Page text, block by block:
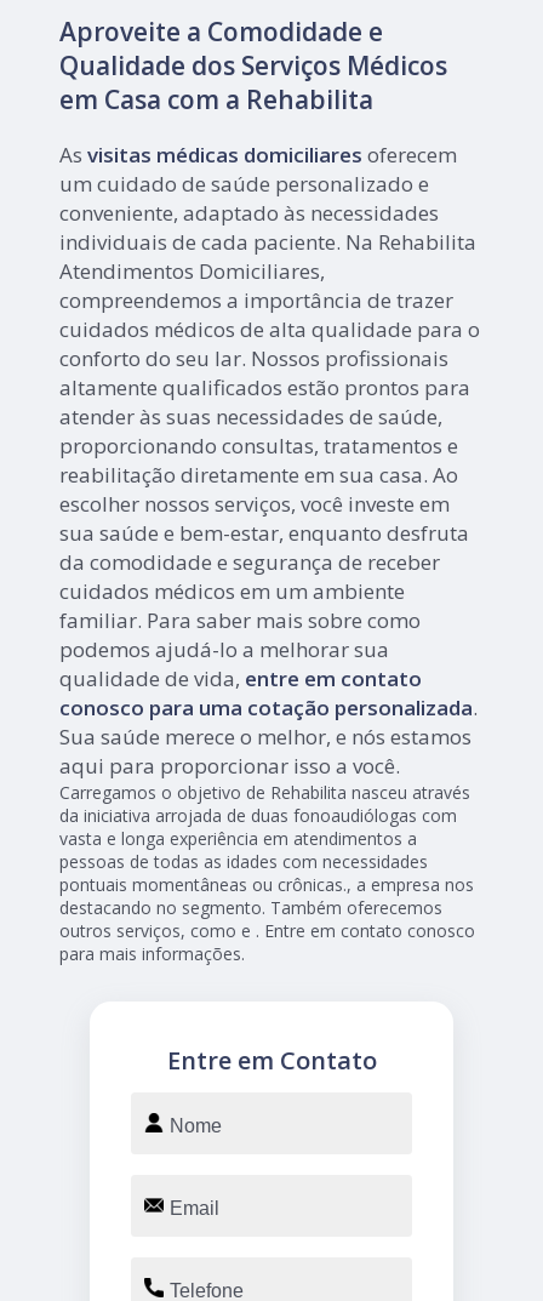
Aproveite a Comodidade e
Qualidade dos Serviços Médicos
em Casa com a Rehabilita
Asvisitas médicas domiciliares oferecem
um cuidado de saúde personalizado e
conveniente, adaptado às necessidades
individuais de cada paciente. Na Rehabilita
Atendimentos Domiciliares,
compreendemos a importância de trazer
cuidados médicos de alta qualidade para o
conforto do seu lar. Nossos profissionais
altamente qualificados estão prontos para
atender às suas necessidades de saúde,
proporcionando consultas, tratamentos e
reabilitação diretamente em sua casa. Ao
escolher nossos serviços, você investe em
sua saúde e bem-estar, enquanto desfruta
da comodidade e segurança de receber
cuidados médicos em um ambiente
familiar. Para saber mais sobre como
podemos ajudá-lo a melhorar sua
qualidade de vida, entre em contato
conosco para uma cotação personalizada.
Sua saúde merece o melhor, e nós estamos
aqui para proporcionar isso a você.
Carregamos o objetivo de Rehabilita nasceu através
da iniciativa arrojada de duas fonoaudiólogas com
vasta e longa experiência em atendimentos a
pessoas de todas as idades com necessidades
pontuais momentâneas ou crônicas., a empresa nos
destacando no segmento. Também oferecemos
outros serviços, como e . Entre em contato conosco
para mais informações.
Entre em Contato